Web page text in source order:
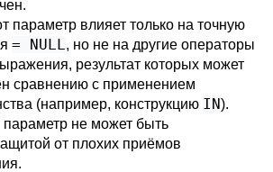
параметр влияет только на точную
= NULL, но не на другие операторы
результат которых может
сравнению с применением
(например, конструкцию IN).
не может быть
от плохих приёмов